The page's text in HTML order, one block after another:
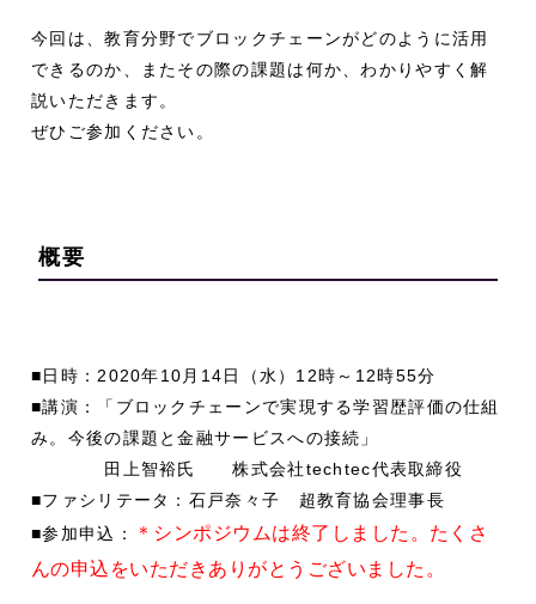
今回は、教育分野でブロックチェーンがどのように活用
できるのか、またその際の課題は何か、わかりやすく解
説いただきます。
ぜひご参加ください。
概要
■日時：2020年10月14日（水）12時～12時55分
■講演：「ブロックチェーンで実現する学習歴評価の仕組
み。今後の課題と金融サービスへの接続」
田上智裕氏 株式会社techtec代表取締役
■ファシリテータ：石戸奈々子 超教育協会理事長
■参加申込：
＊シンポジウムは終了しました。たくさ
んの申込をいただきありがとうございました。